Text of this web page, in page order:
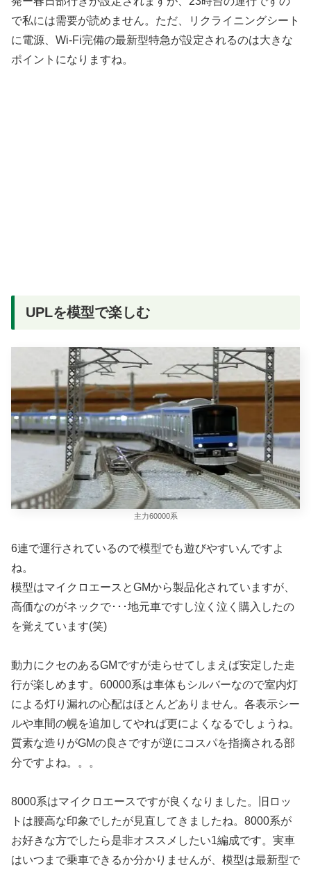
で私には需要が読めません。ただ、リクライニングシート
に電源、Wi-Fi完備の最新型特急が設定されるのは大きな
ポイントになりますね。
UPLを模型で楽しむ
主力60000系
6連で運行されているので模型でも遊びやすいんですよ
ね。
模型はマイクロエースとGMから製品化されていますが、
高価なのがネックで･･･地元車ですし泣く泣く購入したの
を覚えています(笑)
動力にクセのあるGMですが走らせてしまえば安定した走
行が楽しめます。60000系は車体もシルバーなので室内灯
による灯り漏れの心配はほとんどありません。各表示シー
ルや車間の幌を追加してやれば更によくなるでしょうね。
質素な造りがGMの良さですが逆にコスパを指摘される部
分ですよね。。。
8000系はマイクロエースですが良くなりました。旧ロッ
トは腰高な印象でしたが見直してきましたね。8000系が
お好きな方でしたら是非オススメしたい1編成です。実車
はいつまで乗車できるか分かりませんが、模型は最新型で